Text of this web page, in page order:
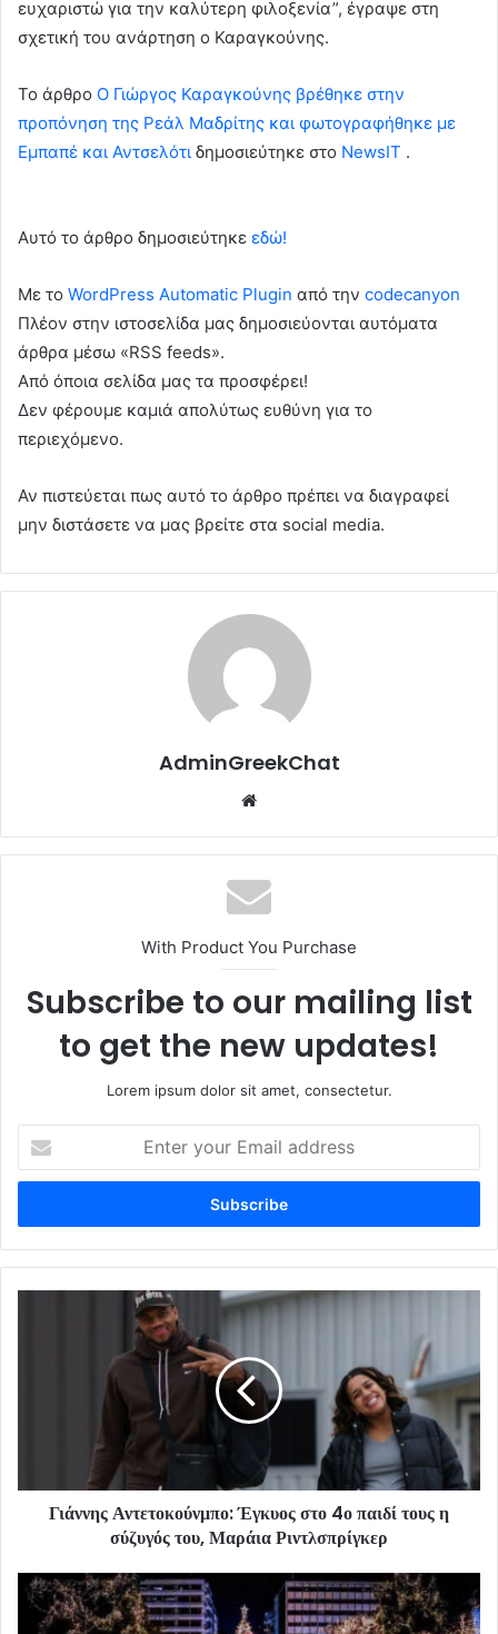
ευχαριστώ για την καλύτερη φιλοξενία”, έγραψε στη
σχετική του ανάρτηση ο Καραγκούνης.
To άρθρο Ο Γιώργος Καραγκούνης βρέθηκε στην
προπόνηση της Ρεάλ Μαδρίτης και φωτογραφήθηκε με
Εμπαπέ και Αντσελότι δημοσιεύτηκε στο NewsIT .
Αυτό το άρθρο δημοσιεύτηκε εδώ!
Με το WordPress Automatic Plugin από την codecanyon
Πλέον στην ιστοσελίδα μας δημοσιεύονται αυτόματα
άρθρα μέσω «RSS feeds».
Από όποια σελίδα μας τα προσφέρει!
Δεν φέρουμε καμιά απολύτως ευθύνη για το
περιεχόμενο.
Αν πιστεύεται πως αυτό το άρθρο πρέπει να διαγραφεί
μην διστάσετε να μας βρείτε στα social media.
AdminGreekChat
With Product You Purchase
Subscribe to our mailing list
to get the new updates!
Lorem ipsum dolor sit amet, consectetur.
your
Email
Γιάννης Αντετοκούνμπο: Έγκυος στο 4ο παιδί τους η
σύζυγός του, Μαράια Ριντλσπρίγκερ